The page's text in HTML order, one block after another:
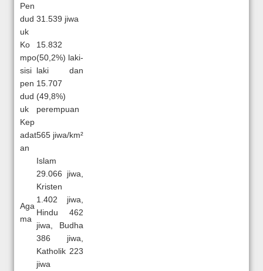
Pen
dud
uk
31.539 jiwa
Ko
mpo
sisi
pen
dud
uk
15.832
(50,2%) laki-
laki dan
15.707
(49,8%)
perempuan
Kep
adat
an
565 jiwa/km²
Aga
ma
Islam
29.066 jiwa,
Kristen
1.402 jiwa,
Hindu 462
jiwa, Budha
386 jiwa,
Katholik 223
jiwa